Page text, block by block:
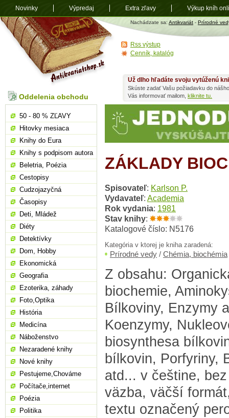
Antikvariát
shop.sk
Nachádzate sa: Antikvariát - Prírodné
ZÁKLADY
Spisovateľ: Karlson P.
Vydavateľ: Academia
Rok vydania: 1981
Stav knihy:
Katalogové číslo: N5176
Kategória v ktorej je kniha zaradená:
Prírodné vedy / Chémia, biochémia
Z obsahu:
biochemie,
Bílkoviny, Enzymy
Koenzymy,
biosynthesa
bílkovin, Porfyriny,
atd... v češtine,
väzba, väčší
textu označený
Už dlho hľadáte svoju vytúženú
Skúste zadať Vašu požiadavku do
Vás informovať mailom, kliknite tu.
Oddelenia obchodu
50 - 80 % ZĽAVY
Hitovky mesiaca
Knihy do Eura
Knihy s podpisom autora
Beletria, Poézia
Cestopisy
Cudzojazyčná
Časopisy
Deti, Mládež
Diéty
Detektívky
Dom, Hobby
Ekonomická
Geografia
Ezoterika, záhady
Foto,Optika
História
Medicína
Náboženstvo
Nezaradené knihy
Nové knihy
Pestujeme,Chováme
Počítače,internet
Poézia
Politika
Rss výstup
Cenník, katalóg
Novinky Výpredaj Extra zľavy Výkup kníh